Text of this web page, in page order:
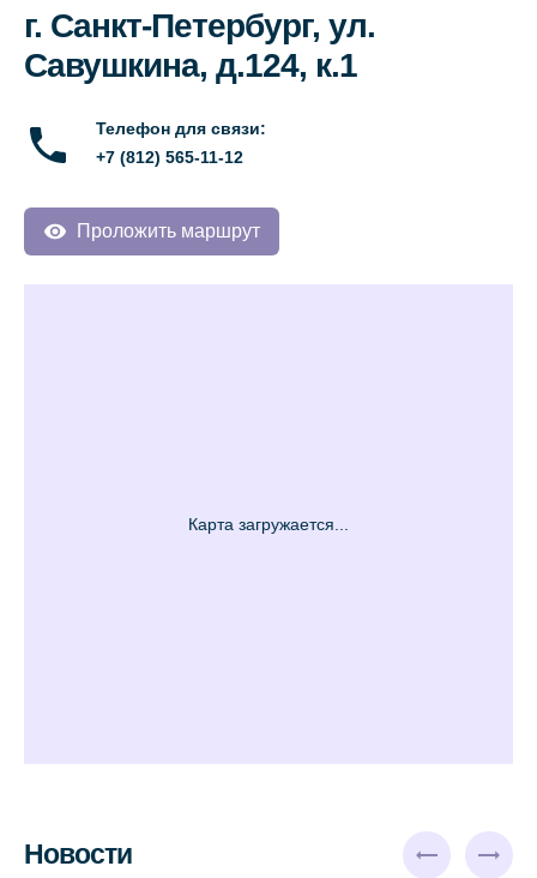
г. Санкт-Петербург, ул.
Савушкина, д.124, к.1
Телефон для связи:
+7 (812) 565-11-12
Проложить маршрут
Новости